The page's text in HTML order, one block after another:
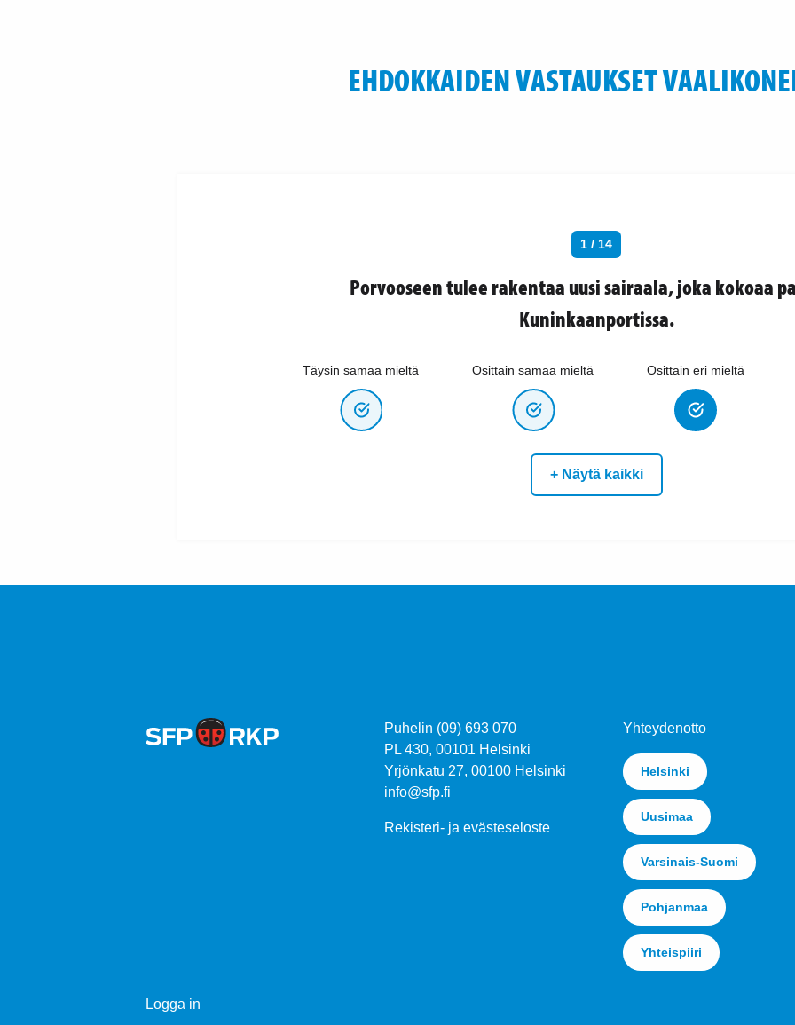
EHDOKKAIDEN VASTAUKSET
1 / 14
Porvooseen tulee rakentaa uusi sairaala, joka kokoaa
Kuninkaanportissa.
Täysin samaa mieltä Osittain samaa mieltä Osittain eri mieltä
+ Näytä kaikki
Puhelin (09) 693 070
PL 430, 00101 Helsinki
Yrjönkatu 27, 00100 Helsinki
info@sfp.fi
Rekisteri- ja evästeseloste
Yhteydenotto
Helsinki
Uusimaa
Varsinais-Suomi
Pohjanmaa
Yhteispiiri
Logga in